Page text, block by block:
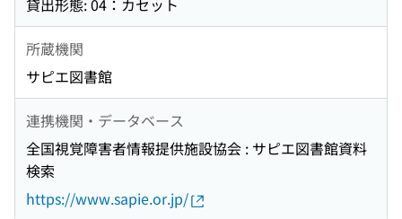
貸出形態: 04：カセット
所蔵機関
サピエ図書館
連携機関・データベース
全国視覚障害者情報提供施設協会 : サピエ図書館資料
検索
https://www.sapie.or.jp/